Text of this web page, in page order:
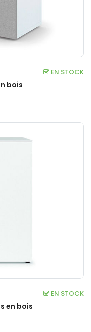
EN STOCK
bois
EN STOCK
en bois